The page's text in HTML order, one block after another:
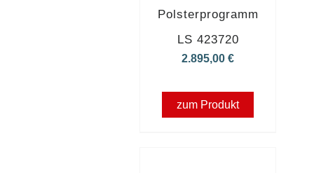
Polsterprogramm
LS 423720
2.895,00€
zum Produkt